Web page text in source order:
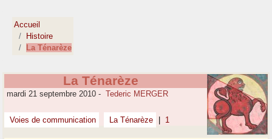
Accueil
Histoire
La Ténarèze
La Ténarèze
mardi 21 septembre 2010 - Tederic MERGER
Voies de communication La Ténarèze 1